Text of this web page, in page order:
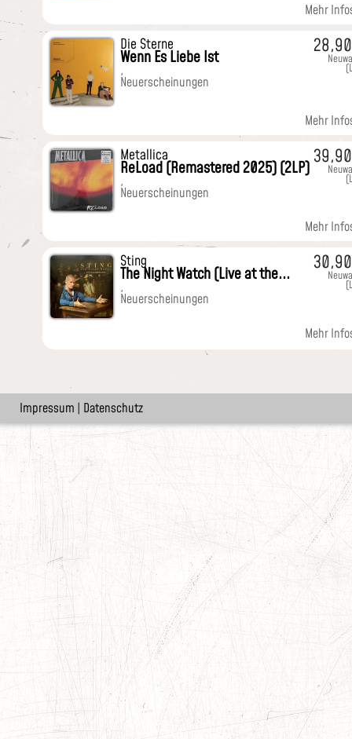
Mehr
Die Sterne
Wenn Es Liebe Ist
,
Neuerscheinungen
Mehr
Metallica
ReLoad (Remastered 2025) (2LP)
,
Neuerscheinungen
Mehr
Sting
The Night Watch (Live at the...
,
Neuerscheinungen
Mehr
Impressum | Datenschutz